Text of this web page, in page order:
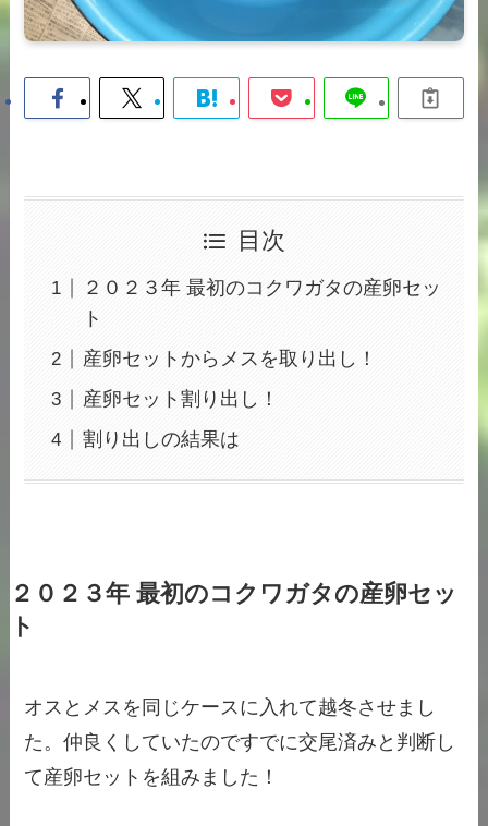
目次
２０２３年 最初のコクワガタの産卵セッ
ト
産卵セットからメスを取り出し！
産卵セット割り出し！
割り出しの結果は
２０２３年 最初のコクワガタの産卵セッ
ト
オスとメスを同じケースに入れて越冬させまし
た。仲良くしていたのですでに交尾済みと判断し
て産卵セットを組みました！